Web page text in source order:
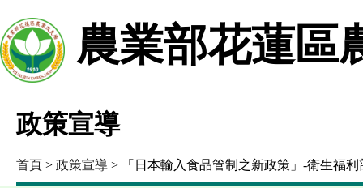
農業部花蓮區
政策宣導
首頁 > 政策宣導 > 「日本輸入食品管制之新政策」-衛生福利